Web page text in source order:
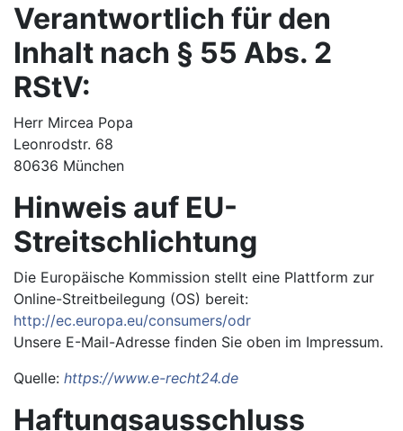
Verantwortlich für den
Inhalt nach § 55 Abs. 2
RStV:
Herr Mircea Popa
Leonrodstr. 68
80636 München
Hinweis auf EU-
Streitschlichtung
Die Europäische Kommission stellt eine Plattform zur
Online-Streitbeilegung (OS) bereit:
http://ec.europa.eu/consumers/odr
Unsere E-Mail-Adresse finden Sie oben im Impressum.
Quelle: https://www.e-recht24.de
Haftungsausschluss